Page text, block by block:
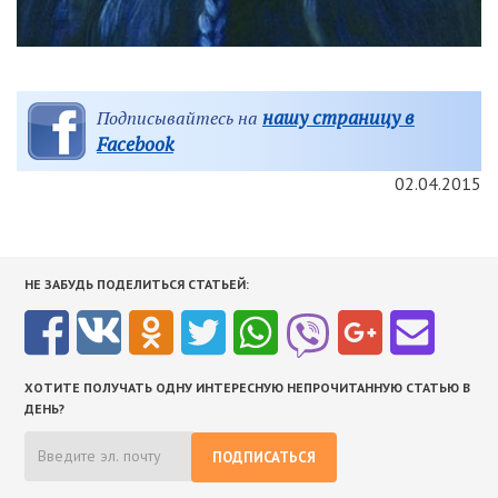
Подписывайтесь на нашу страницу в
Facebook
02.04.2015
НЕ ЗАБУДЬ ПОДЕЛИТЬСЯ СТАТЬЕЙ:
ХОТИТЕ ПОЛУЧАТЬ ОДНУ ИНТЕРЕСНУЮ НЕПРОЧИТАННУЮ СТАТЬЮ В
ДЕНЬ?
ПОДПИСАТЬСЯ